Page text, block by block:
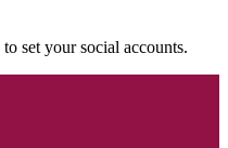
set your social accounts.